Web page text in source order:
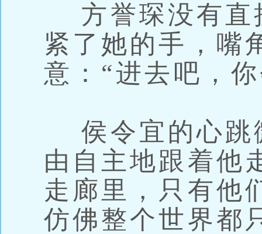
方誉琛没有直
紧了她的手，嘴
意：“进去吧，
侯令宜的心跳
由自主地跟着他
走廊里，只有他
仿佛整个世界都